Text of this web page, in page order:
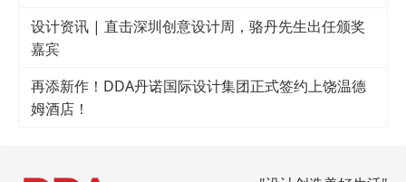
设计资讯 | 直击深圳创意设计周，骆丹先生出任颁奖
嘉宾
再添新作！DDA丹诺国际设计集团正式签约上饶温德
姆酒店！